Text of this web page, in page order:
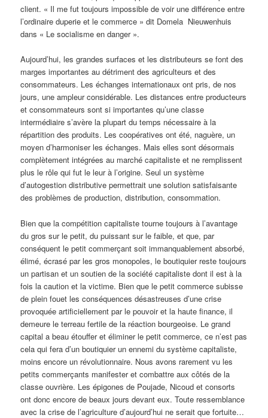
client. « Il me fut toujours impossible de voir une différence entre
l’ordinaire duperie et le commerce » dit Domela Nieuwenhuis
dans « Le socialisme en danger ».
Aujourd’hui, les grandes surfaces et les distributeurs se font des
marges importantes au détriment des agriculteurs et des
consommateurs. Les échanges internationaux ont pris, de nos
jours, une ampleur considérable. Les distances entre producteurs
et consommateurs sont si importantes qu’une classe
intermédiaire s’avère la plupart du temps nécessaire à la
répartition des produits. Les coopératives ont été, naguère, un
moyen d’harmoniser les échanges. Mais elles sont désormais
complètement intégrées au marché capitaliste et ne remplissent
plus le rôle qui fut le leur à l’origine. Seul un système
d’autogestion distributive permettrait une solution satisfaisante
des problèmes de production, distribution, consommation.
Bien que la compétition capitaliste tourne toujours à l’avantage
du gros sur le petit, du puissant sur le faible, et que, par
conséquent le petit commerçant soit immanquablement absorbé,
élimé, écrasé par les gros monopoles, le boutiquier reste toujours
un partisan et un soutien de la société capitaliste dont il est à la
fois la caution et la victime. Bien que le petit commerce subisse
de plein fouet les conséquences désastreuses d’une crise
provoquée artificiellement par le pouvoir et la haute finance, il
demeure le terreau fertile de la réaction bourgeoise. Le grand
capital a beau étouffer et éliminer le petit commerce, ce n’est pas
cela qui fera d’un boutiquier un ennemi du système capitaliste,
moins encore un révolutionnaire. Nous avons rarement vu les
petits commerçants manifester et combattre aux côtés de la
classe ouvrière. Les épigones de Poujade, Nicoud et consorts
ont donc encore de beaux jours devant eux. Toute ressemblance
avec la crise de l’agriculture d’aujourd’hui ne serait que fortuite…